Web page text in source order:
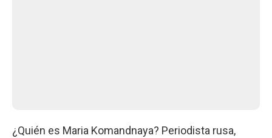
¿Quién es Maria Komandnaya? Periodista rusa,